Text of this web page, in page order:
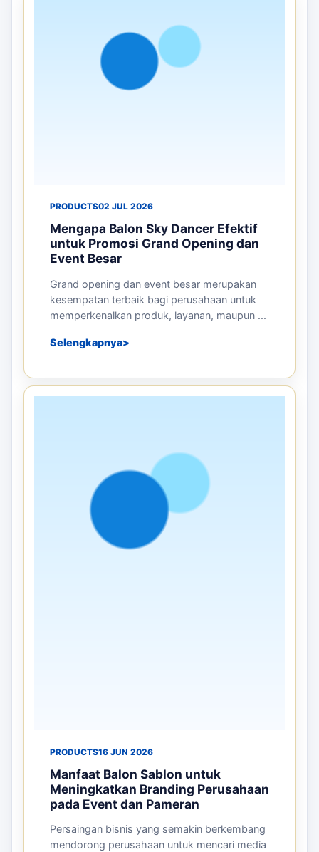
PRODUCTS02 JUL 2026
Mengapa Balon Sky Dancer Efektif
untuk Promosi Grand Opening dan
Event Besar
Grand opening dan event besar merupakan
kesempatan terbaik bagi perusahaan untuk
memperkenalkan produk, layanan, maupun ...
Selengkapnya
PRODUCTS16 JUN 2026
Manfaat Balon Sablon untuk
Meningkatkan Branding Perusahaan
pada Event dan Pameran
Persaingan bisnis yang semakin berkembang
mendorong perusahaan untuk mencari media